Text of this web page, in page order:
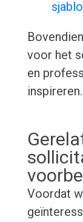
voor het
en
inspireren.
Voordat